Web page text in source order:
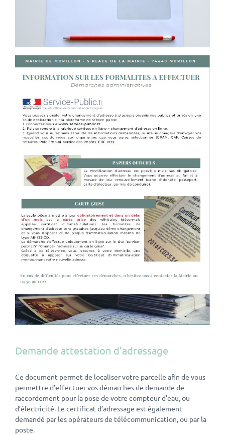
Demande attestation d’adressage
Ce document permet de localiser votre parcelle afin de vous
permettre d’effectuer vos démarches de demande de
raccordement pour la pose de votre compteur d’eau, ou
d’électricité. Le certificat d’adressage est également
demandé par les opérateurs de télécommunication, ou par la
poste.